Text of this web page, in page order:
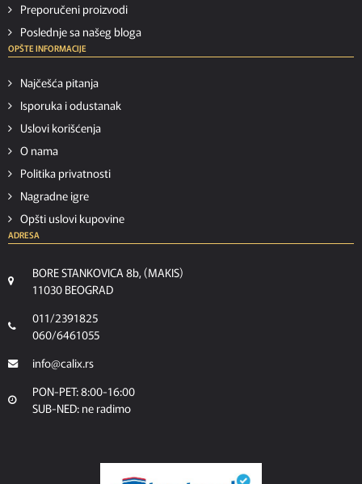
Preporučeni proizvodi
Poslednje sa našeg bloga
OPŠTE INFORMACIJE
Najčešća pitanja
Isporuka i odustanak
Uslovi korišćenja
O nama
Politika privatnosti
Nagradne igre
Opšti uslovi kupovine
ADRESA
BORE STANKOVICA 8b, (MAKIS)
11030 BEOGRAD
011/2391825
060/6461055
info@calix.rs
PON-PET: 8:00-16:00
SUB-NED: ne radimo